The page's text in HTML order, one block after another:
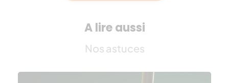
A lire aussi
Nos astuces